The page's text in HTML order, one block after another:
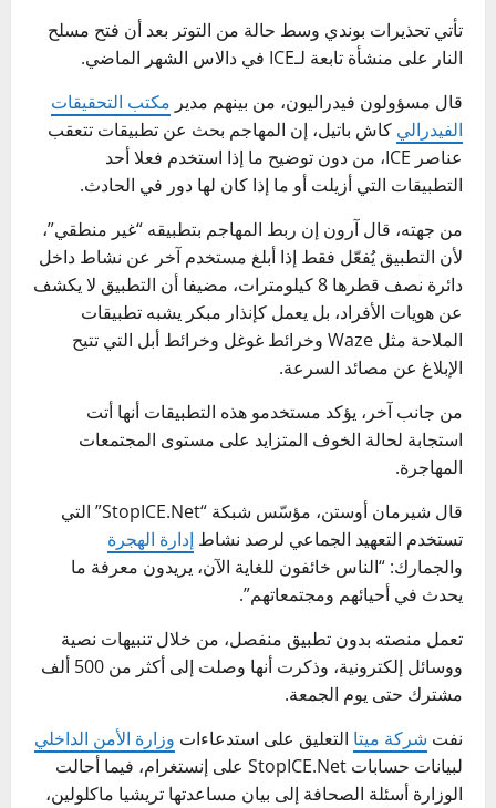
تأتي تحذيرات بوندي وسط حالة من التوتر بعد أن فتح مسلح
النار على منشأة تابعة لـICE في دالاس الشهر الماضي.
قال مسؤولون فيدراليون، من بينهم مدير مكتب التحقيقات
الفيدرالي كاش باتيل، إن المهاجم بحث عن تطبيقات تتعقب
عناصر ICE، من دون توضيح ما إذا استخدم فعلا أحد
التطبيقات التي أزيلت أو ما إذا كان لها دور في الحادث.
من جهته، قال آرون إن ربط المهاجم بتطبيقه “غير منطقي”،
لأن التطبيق يُفعّل فقط إذا أبلغ مستخدم آخر عن نشاط داخل
دائرة نصف قطرها 8 كيلومترات، مضيفا أن التطبيق لا يكشف
عن هويات الأفراد، بل يعمل كإنذار مبكر يشبه تطبيقات
الملاحة مثل Waze وخرائط غوغل وخرائط أبل التي تتيح
الإبلاغ عن مصائد السرعة.
من جانب آخر، يؤكد مستخدمو هذه التطبيقات أنها أتت
استجابة لحالة الخوف المتزايد على مستوى المجتمعات
المهاجرة.
قال شيرمان أوستن، مؤسّس شبكة “StopICE.Net” التي
تستخدم التعهيد الجماعي لرصد نشاط إدارة الهجرة
والجمارك: “الناس خائفون للغاية الآن، يريدون معرفة ما
يحدث في أحيائهم ومجتمعاتهم”.
تعمل منصته بدون تطبيق منفصل، من خلال تنبيهات نصية
ووسائل إلكترونية، وذكرت أنها وصلت إلى أكثر من 500 ألف
مشترك حتى يوم الجمعة.
نفت شركة ميتا التعليق على استدعاءات وزارة الأمن الداخلي
لبيانات حسابات StopICE.Net على إنستغرام، فيما أحالت
الوزارة أسئلة الصحافة إلى بيان مساعدتها تريشيا ماكلولين،